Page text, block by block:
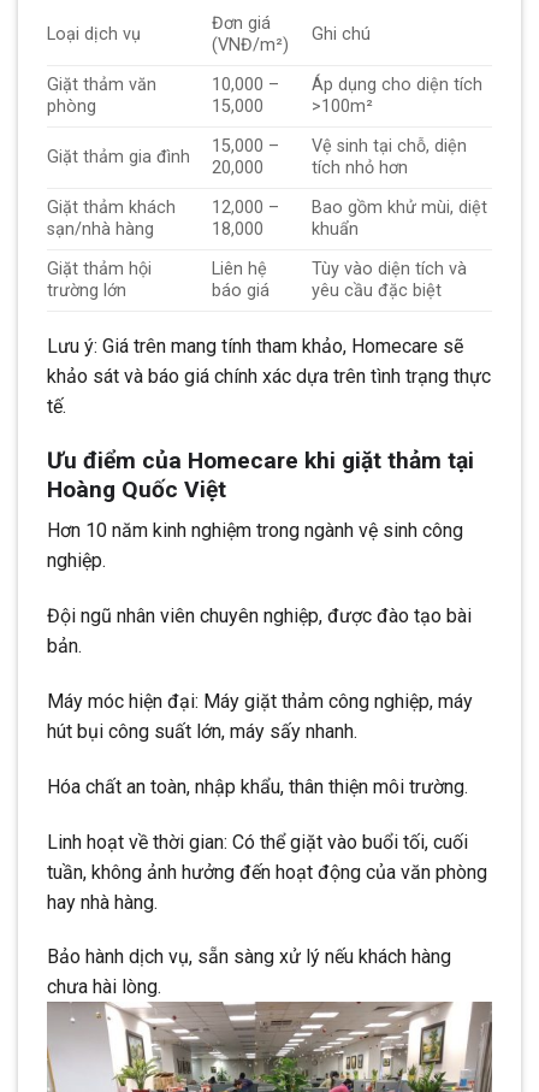
Loại dịch vụ
Đơn giá
(VNĐ/m²)
Ghi chú
Giặt thảm văn
phòng
10,000 –
15,000
Áp dụng cho diện tích
>100m²
Giặt thảm gia đình
15,000 –
20,000
Vệ sinh tại chỗ, diện
tích nhỏ hơn
Giặt thảm khách
sạn/nhà hàng
12,000 –
18,000
Bao gồm khử mùi, diệt
khuẩn
Giặt thảm hội
trường lớn
Liên hệ
báo giá
Tùy vào diện tích và
yêu cầu đặc biệt
Lưu ý: Giá trên mang tính tham khảo, Homecare sẽ
khảo sát và báo giá chính xác dựa trên tình trạng thực
tế.
Ưu điểm của Homecare khi giặt thảm tại
Hoàng Quốc Việt
Hơn 10 năm kinh nghiệm trong ngành vệ sinh công
nghiệp.
Đội ngũ nhân viên chuyên nghiệp, được đào tạo bài
bản.
Máy móc hiện đại: Máy giặt thảm công nghiệp, máy
hút bụi công suất lớn, máy sấy nhanh.
Hóa chất an toàn, nhập khẩu, thân thiện môi trường.
Linh hoạt về thời gian: Có thể giặt vào buổi tối, cuối
tuần, không ảnh hưởng đến hoạt động của văn phòng
hay nhà hàng.
Bảo hành dịch vụ, sẵn sàng xử lý nếu khách hàng
chưa hài lòng.